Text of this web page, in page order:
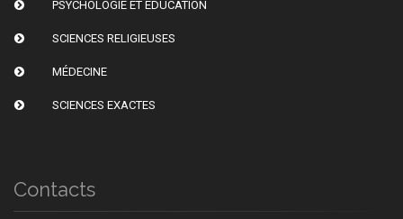
PSYCHOLOGIE ET ÉDUCATION
SCIENCES RELIGIEUSES
MÉDECINE
SCIENCES EXACTES
Contacts